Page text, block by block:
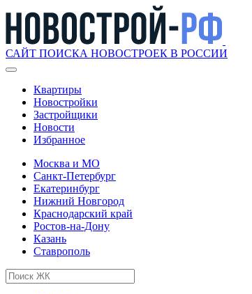
САЙТ ПОИСКА НОВОСТРОЕК В РОССИИ
Квартиры
Новостройки
Застройщики
Новости
Избранное
Москва и МО
Санкт-Петербург
Екатеринбург
Нижний Новгород
Краснодарский край
Ростов-на-Дону
Казань
Ставрополь